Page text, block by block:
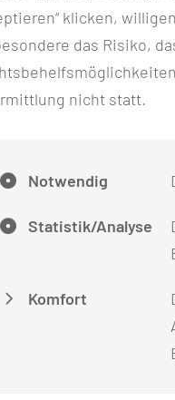
Medizinische
Ehab Shiban, MSc
Bujung Hong
und
Ziegenhardt
Ziegler
and
Prague
M.D., PhD
HMU
klicken,
das Risiko,
nicht statt.
Notwendig
Statistik/Analyse
Komfort